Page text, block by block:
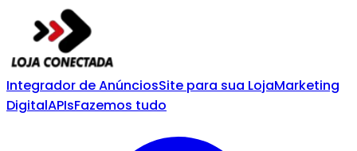
Integrador de AnúnciosSite para sua LojaMarketing
DigitalAPIsFazemos tudo